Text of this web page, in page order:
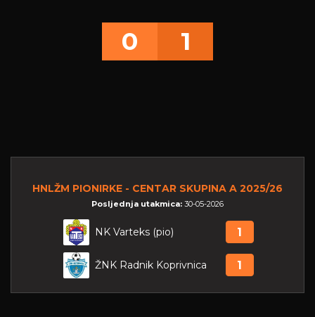
0 1
HNLŽM PIONIRKE - CENTAR SKUPINA A 2025/26
Posljednja utakmica: 30-05-2026
NK Varteks (pio) 1
ŽNK Radnik Koprivnica 1